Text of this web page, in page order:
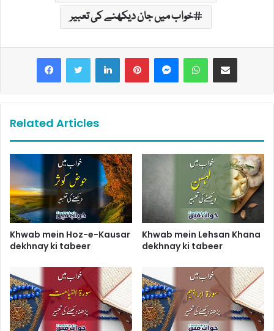
خواب میں جان دیکھنے کی تعبیر
LinkedInPinterestMessengerWhatsAppShare via Email
Related Articles
Khwab mein Hoz-e-Kausar
dekhnay ki tabeer
Khwab mein Lehsan Khana
dekhnay ki tabeer